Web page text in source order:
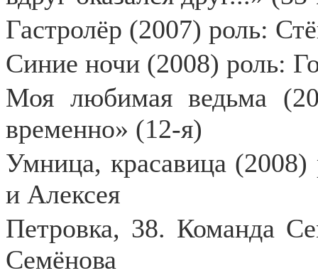
Гастролёр (2007) роль:
Синие ночи (2008) роль:
Моя любимая ведьма
временно» (12-я)
Умница, красавица
и Алексея
Петровка, 38. Команда
Семёнова